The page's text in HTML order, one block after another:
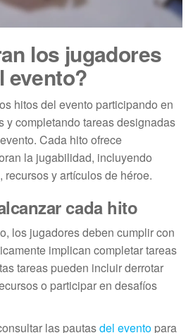
los jugadores
evento?
hitos del evento participando en
y completando tareas designadas
Cada hito ofrece
la jugabilidad, incluyendo
y artículos de héroe.
cada hito
los jugadores deben cumplir con
implican completar tareas
tareas pueden incluir derrotar
o participar en desafíos
las pautasdel evento para